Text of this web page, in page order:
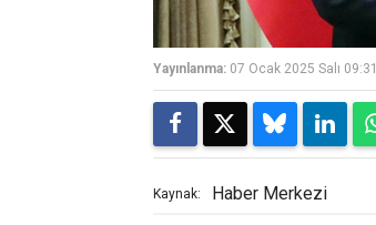
Yayınlanma: 07 Ocak 2025 Salı 09:31
Kaynak: Haber Merkezi